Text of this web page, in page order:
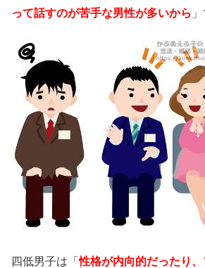
って話すのが苦手な男性が多いから
四低男子は「性格が内向的だったり